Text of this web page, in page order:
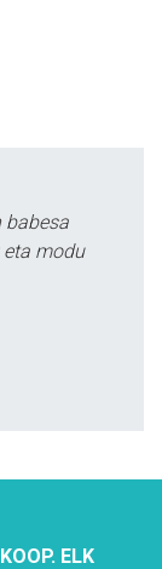
babesa
modu
ELK